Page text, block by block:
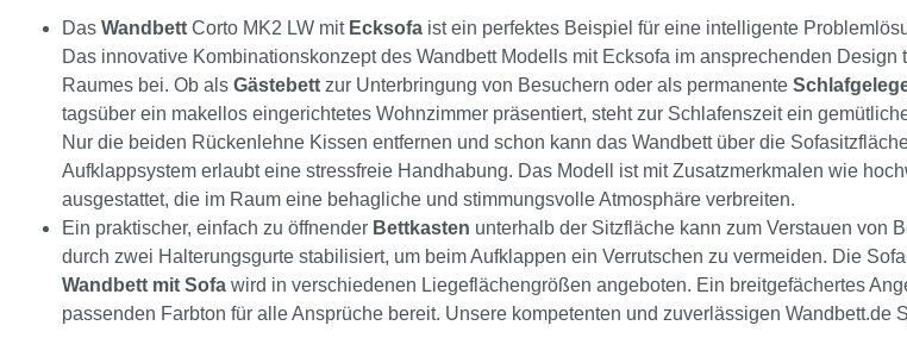
Das Wandbett Corto MK2 LW mit Ecksofa ist ein perfektes Beispiel für eine intelligente
Das innovative Kombinationskonzept des Wandbett Modells mit Ecksofa im ansprechenden
Raumes bei. Ob als Gästebett zur Unterbringung von Besuchern oder als permanente
tagsüber ein makellos eingerichtetes Wohnzimmer präsentiert, steht zur Schlafenszeit ein
Nur die beiden Rückenlehne Kissen entfernen und schon kann das Wandbett über die
Aufklappsystem erlaubt eine stressfreie Handhabung. Das Modell ist mit Zusatzmerkmalen wie
ausgestattet, die im Raum eine behagliche und stimmungsvolle Atmosphäre verbreiten.
Ein praktischer, einfach zu öffnender Bettkasten unterhalb der Sitzfläche kann zum Verstauen von
durch zwei Halterungsgurte stabilisiert, um beim Aufklappen ein Verrutschen zu vermeiden. Die
Wandbett mit Sofa wird in verschiedenen Liegeflächengrößen angeboten. Ein breitgefächertes
passenden Farbton für alle Ansprüche bereit. Unsere kompetenten und zuverlässigen